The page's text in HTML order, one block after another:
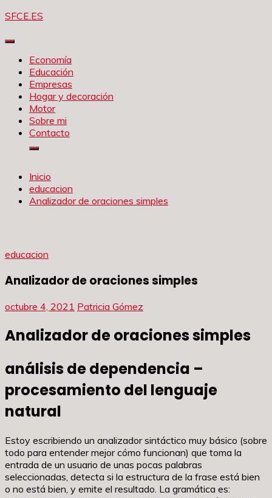
Saltar
contenido
SFCE.ES
Economía
Educación
Empresas
Hogar y decoración
Motor
Sobre mi
Contacto
Inicio
educacion
Analizador de oraciones simples
educacion
Analizador de oraciones simples
octubre 4, 2021 Patricia Gómez
Analizador de oraciones simples
análisis de dependencia –
procesamiento del lenguaje
natural
Estoy escribiendo un analizador sintáctico muy básico (sobre
todo para entender mejor cómo funcionan) que toma la
entrada de un usuario de unas pocas palabras
seleccionadas, detecta si la estructura de la frase está bien
o no está bien, y emite el resultado. La gramática es: